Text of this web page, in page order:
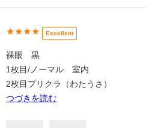
★★★★ Excellent
裸眼 黒
1枚目/ノーマル 室内
2枚目プリクラ（わたうさ）
つづきを読む